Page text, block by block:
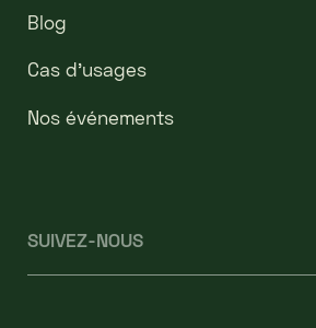
Blog
Cas d’usages
Nos événements
SUIVEZ-NOUS